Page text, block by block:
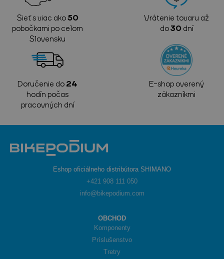
Sieť s viac ako50
pobočkami po celom
Slovensku
Vrátenie tovaru až
do30dní
Doručenie do24
hodín počas
pracovných dní
E-shop overený
zákazníkmi
Eshop oficiálneho distribútora SHIMANO
+421 908 111 050
info@bikepodium.com
OBCHOD
Komponenty
Príslušenstvo
Tretry